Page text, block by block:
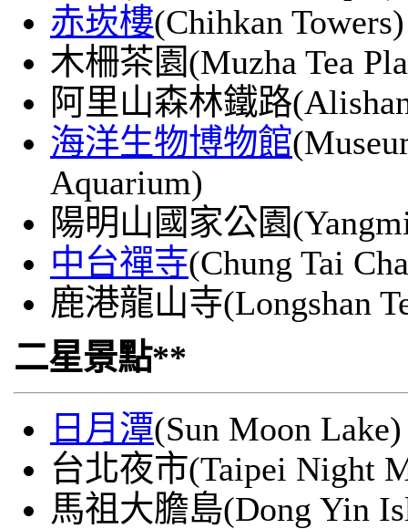
赤崁樓(Chihkan Towers)
木柵茶園(Muzha Tea
阿里山森林鐵路
海洋生物博物館
Aquarium)
陽明山國家公園
中台禪寺(Chung Tai
鹿港龍山寺(Longshan
二星景點**
日月潭(Sun Moon Lake)
台北夜市(Taipei Night
馬祖大膽島(Dong Yin